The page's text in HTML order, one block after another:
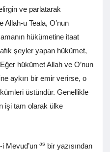
ve parlatarak
Allah-u Teala, O’nun
hükümetine itaat
şeyler yapan hükümet,
hükümet Allah ve O’nun
aykırı bir emir verirse, o
üstündür. Genellikle
işi tam olarak ülke
Mevud’un as bir yazısından